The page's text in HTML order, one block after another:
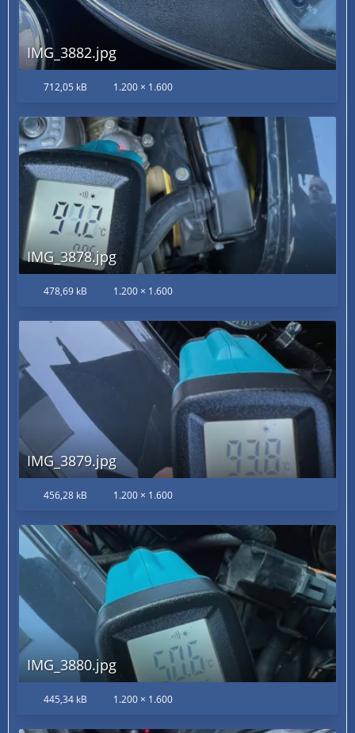
IMG_3882.jpg
712,05 kB 1.200 × 1.600
IMG_3878.jpg
478,69 kB 1.200 × 1.600
IMG_3879.jpg
456,28 kB 1.200 × 1.600
IMG_3880.jpg
445,34 kB 1.200 × 1.600